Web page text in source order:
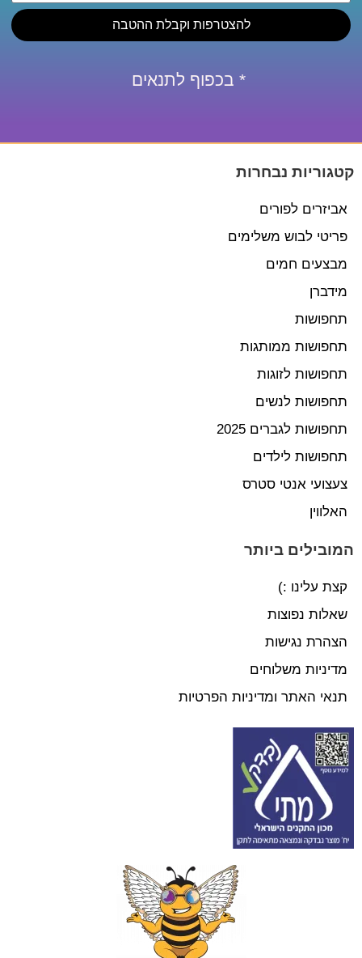
להצטרפות וקבלת ההטבה
* בכפוף לתנאים
קטגוריות נבחרות
אביזרים לפורים
פריטי לבוש משלימים
מבצעים חמים
מידברן
תחפושות
תחפושות ממותגות
תחפושות לזוגות
תחפושות לנשים
תחפושות לגברים 2025
תחפושות לילדים
צעצועי אנטי סטרס
האלווין
המובילים ביותר
קצת עלינו :)
שאלות נפוצות
הצהרת נגישות
מדיניות משלוחים
תנאי האתר ומדיניות הפרטיות